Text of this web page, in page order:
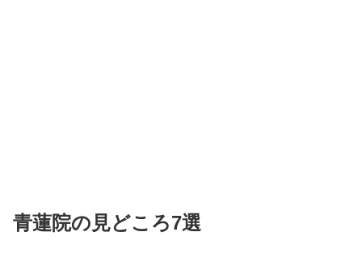
青蓮院の見どころ7選